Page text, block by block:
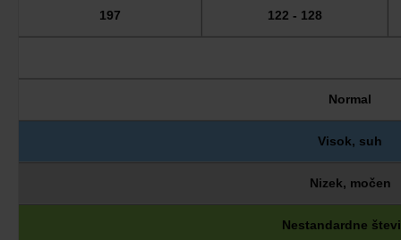
197 122 - 128
Normal
Visok, suh
Nizek, močen
Nestandardne